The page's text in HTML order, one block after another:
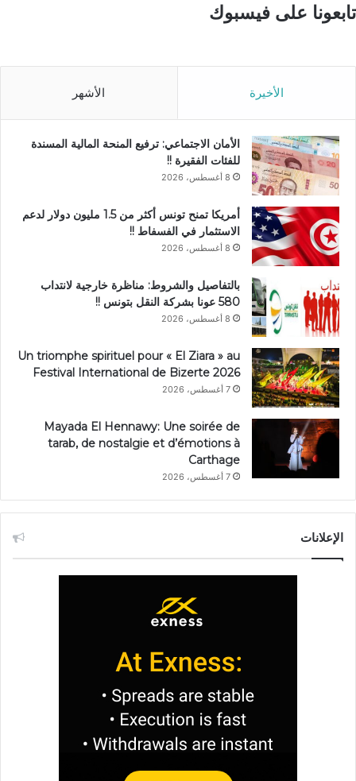
تابعونا على فيسبوك
الأخيرة الأشهر
الأمان الاجتماعي: ترفيع المنحة المالية المسندة
للفئات الفقيرة !!
8 أغسطس، 2026
أمريكا تمنح تونس أكثر من 1.5 مليون دولار لدعم
الاستثمار في الفسفاط !!
8 أغسطس، 2026
بالتفاصيل والشروط: مناظرة خارجية لانتداب
580 عونا بشركة النقل بتونس !!
8 أغسطس، 2026
Un triomphe spirituel pour « El Ziara » au
Festival International de Bizerte 2026
7 أغسطس، 2026
Mayada El Hennawy: Une soirée de
tarab, de nostalgie et d’émotions à
Carthage
7 أغسطس، 2026
الإعلانات